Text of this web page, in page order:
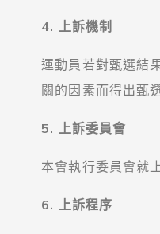
4. 上訴機制
運動員若對甄選結
關的因素而得出甄
5. 上訴委員會
本會執行委員會就
6. 上訴程序